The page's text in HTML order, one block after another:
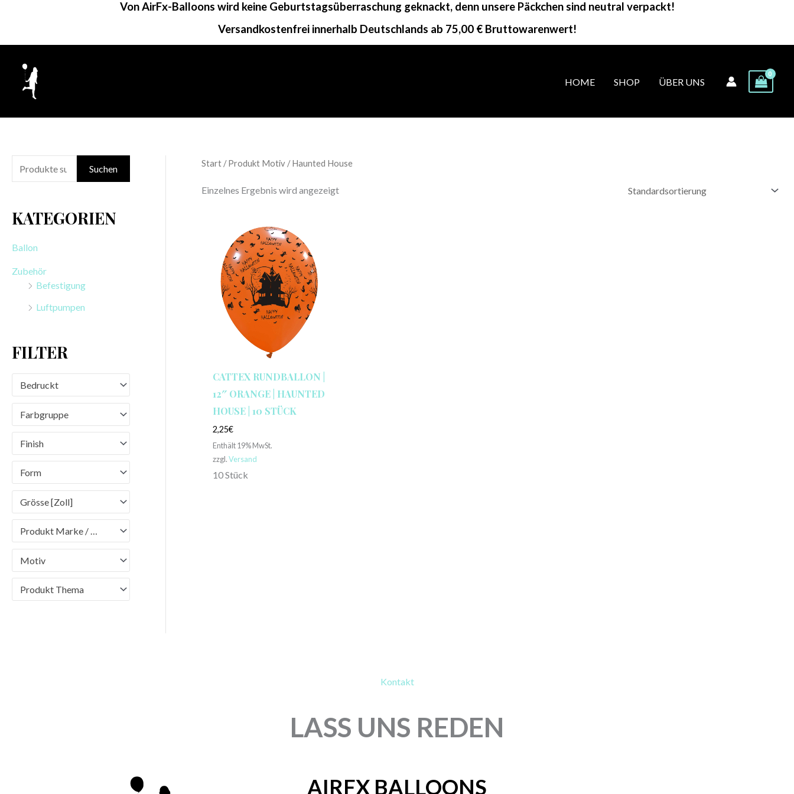
springen
Von AirFx-Balloons wird keine Geburtstagsüberraschung geknackt, denn unsere Päckchen sind neutral verpackt!
Versandkostenfrei innerhalb Deutschlands ab 75,00 € Bruttowarenwert!
HOME SHOP ÜBER UNS
u
h
n
Suchen
KATEGORIEN
Ballon
Zubehör
Befestigung
Luftpumpen
FILTER
Bedruckt
Farbgruppe
Finish
Form
Grösse [Zoll]
Produkt Marke / Brand
Motiv
Produkt Thema
Start/ Produkt Motiv / Haunted House
Einzelnes Ergebnis wird angezeigt
CATTEX RUNDBALLON |
12″ ORANGE | HAUNTED
HOUSE | 10 STÜCK
2,25€
Enthält 19% MwSt.
zzgl.Versand
10 Stück
Kontakt
LASS UNS REDEN
AIRFX BALLOONS